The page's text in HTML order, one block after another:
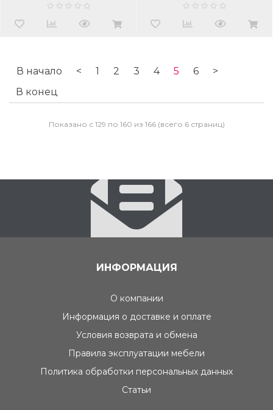
В начало < 1 2 3 4 5 6
>
В конец
Показано с 129 по 160 из 166 (всего 6 страниц)
ИНФОРМАЦИЯ
О компании
Информация о доставке и оплате
Условия возврата и обмена
Правила эксплуатации мебели
Политика обработки персональных данных
Статьи